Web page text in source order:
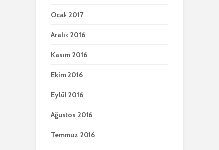
Ocak 2017
Aralık 2016
Kasım 2016
Ekim 2016
Eylül 2016
Ağustos 2016
Temmuz 2016